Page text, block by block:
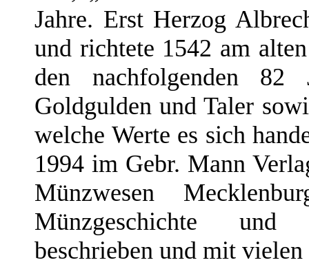
Jahre. Erst Herzog
und richtete 1542 am
den nachfolgenden 82
Goldgulden und Taler
welche Werte es sich
1994 im Gebr. Mann
Münzwesen
Münzgeschichte und
beschrieben und mit